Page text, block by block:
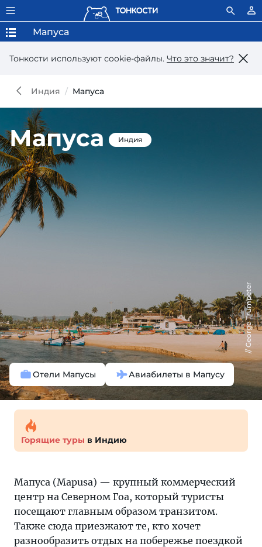
Тонкости используют сookie-файлы. Что это значит?
Мапуса
Индия Мапуса
Мапуса Индия
Отели Мапусы Авиабилеты в Мапусу
George Trumpeter
Горящие туры в Индию
Мапуса (Mapusa) — крупный коммерческий
центр на Северном Гоа, который туристы
посещают главным образом транзитом.
Также сюда приезжают те, кто хочет
разнообразить отдых на побережье поездкой